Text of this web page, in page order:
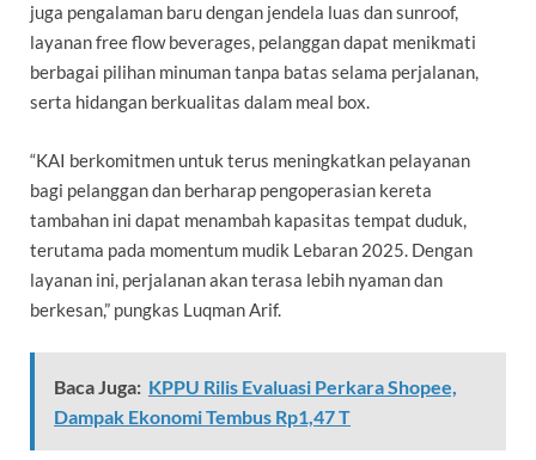
juga pengalaman baru dengan jendela luas dan sunroof,
layanan free flow beverages, pelanggan dapat menikmati
berbagai pilihan minuman tanpa batas selama perjalanan,
serta hidangan berkualitas dalam meal box.
“KAI berkomitmen untuk terus meningkatkan pelayanan
bagi pelanggan dan berharap pengoperasian kereta
tambahan ini dapat menambah kapasitas tempat duduk,
terutama pada momentum mudik Lebaran 2025. Dengan
layanan ini, perjalanan akan terasa lebih nyaman dan
berkesan,” pungkas Luqman Arif.
Baca Juga: KPPU Rilis Evaluasi Perkara Shopee,
Dampak Ekonomi Tembus Rp1,47 T